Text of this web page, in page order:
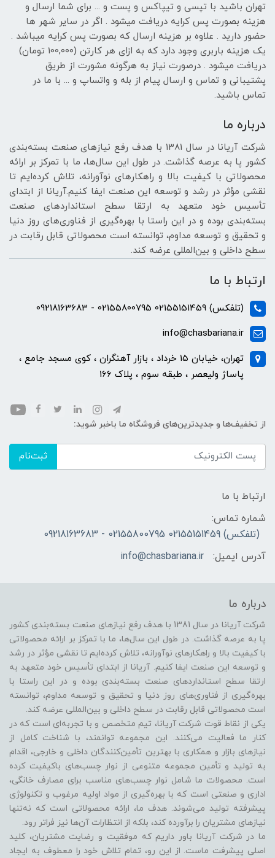
تهران باشید با تپسی و تیپاکس و پست و ... برای شما ارسال و
هزینه بصورت پس کرایه دریافت میشود . اگر در سایر شهر ها
حضور دارید . علاوه بر هزینه ارسال که بصورت پس کرایه میباشد .
یک هزینه باربری وجود دارد که به ازای هر کارتن (100,۰۰۰ تومان)
دریافت میشود . درصورت نیاز به هرگونه مشورت از طریق
پشتیبانی و تماس و ارسال پیام از بله و واتساپ و ... با ما در
تماس باشید.
درباره ما
شرکت آریانا در سال 1381 با هدف رفع نیازهای صنعت بسته‌بندی
کشور پا به عرصه گذاشت. در طول این سال‌ها، ما با تمرکز بر ارائه
محصولاتی با کیفیت بالا و راهکارهای نوآورانه، تلاش کرده‌ایم تا
نقشی مؤثر در رشد و توسعه این صنعت ایفا کنیم.آریانا از ابتدای
تأسیس خود متعهد به ارتقا سطح استانداردهای صنعت
بسته‌بندی بوده و در این راستا با بهره‌گیری از فناوری‌های روز دنیا
و تحقیق و توسعه مداوم، توانسته است محصولاتی قابل رقابت در
سطح داخلی و بین‌المللی عرضه کند.
ارتباط با ما
(تلفکس) 02155151459 02155800795 - 09218163683
info@chasbariana.ir
تهران، خیابان 15 خرداد ، بازار آهنگران ، کوی مسجد جامع ،
پاساژ ولیعصر ، طبقه سوم ، پلاک 166
از تخفیف‌ها و جدیدترین‌های فروشگاه ما باخبر شوید:
ثبت‌نام
ارتباط با ما
شماره تماس:
(تلفکس) 02155151459 02155800795 - 09218163683
آدرس ایمیل:
info@chasbariana.ir
درباره ما
شرکت آریانا در سال 1381 با هدف رفع نیازهای صنعت بسته‌بندی کشور
پا به عرصه گذاشت. در طول این سال‌ها، ما با تمرکز بر ارائه محصولاتی
با کیفیت بالا و راهکارهای نوآورانه، تلاش کرده‌ایم تا نقشی مؤثر در رشد
و توسعه این صنعت ایفا کنیم. آریانا از ابتدای تأسیس خود متعهد به
ارتقا سطح استانداردهای صنعت بسته‌بندی بوده و در این راستا با
بهره‌گیری از فناوری‌های روز دنیا و تحقیق و توسعه مداوم، توانسته
است محصولاتی قابل رقابت در سطح داخلی و بین‌المللی عرضه کند.
یکی از نقاط قوت شرکت آریانا، تیم متخصص و با تجربه‌ای است که در
کنار ما فعالیت می‌کنند. این مجموعه توانمند، با شناخت کامل از
نیازهای بازار و همکاری با بهترین تأمین‌کنندگان داخلی و خارجی، اقدام
به تولید و تأمین مجموعه متنوعی از نوار چسب‌های باکیفیت کرده
است. محصولات ما شامل نوار چسب‌های مناسب برای مصارف خانگی،
اداری و صنعتی است که با بهره‌گیری از مواد اولیه مرغوب و تکنولوژی
پیشرفته تولید می‌شوند. هدف ما، ارائه محصولاتی است که نه‌تنها
نیازهای مشتریان را برآورده کند، بلکه از انتظارات آن‌ها نیز فراتر رود.
ما در شرکت آریانا باور داریم که موفقیت و رضایت مشتریان، کلید
اصلی پیشرفت ماست. از این رو، تمام تلاش خود را معطوف به ایجاد